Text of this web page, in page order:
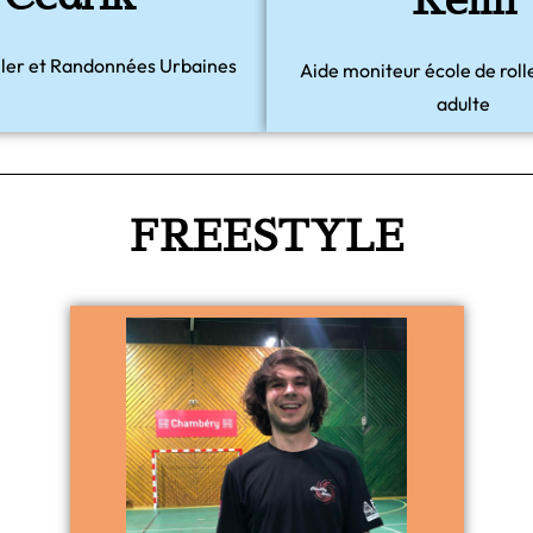
et Randonnées Urbaines
Aide moniteur école de
adulte
FREESTYLE